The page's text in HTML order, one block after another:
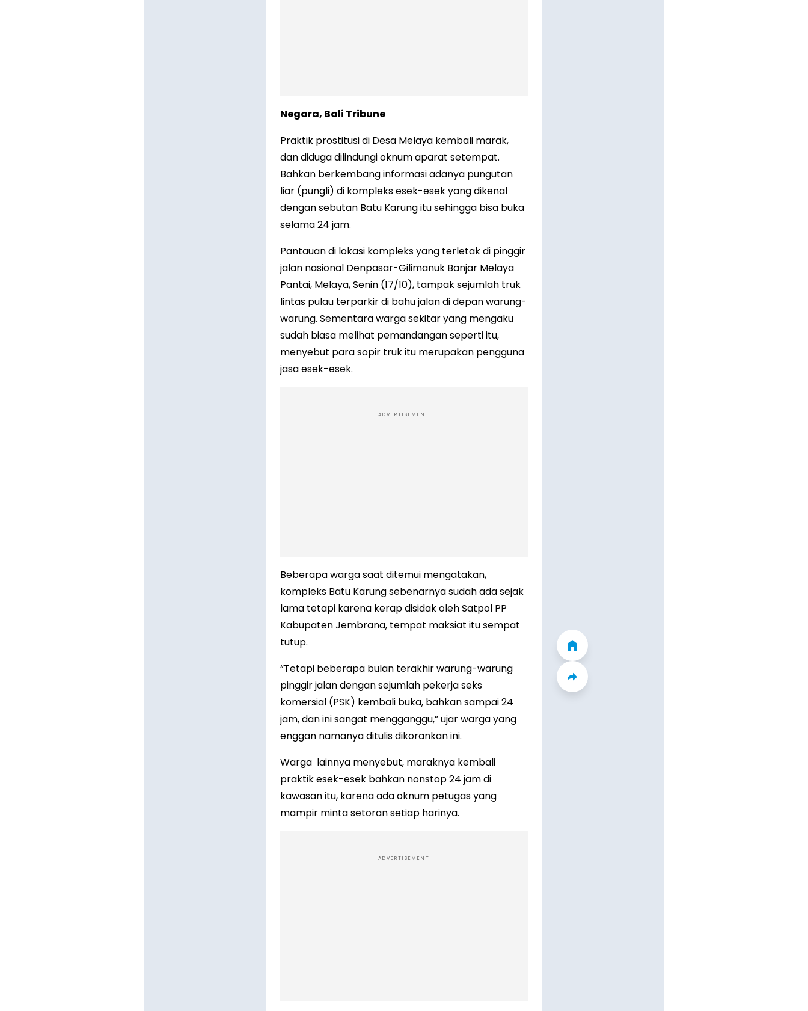
Negara, Bali Tribune
Praktik prostitusi di Desa Melaya kembali marak,
dan diduga dilindungi oknum aparat setempat.
Bahkan berkembang informasi adanya pungutan
liar (pungli) di kompleks esek-esek yang dikenal
dengan sebutan Batu Karung itu sehingga bisa buka
selama 24 jam.
Pantauan di lokasi kompleks yang terletak di pinggir
jalan nasional Denpasar-Gilimanuk Banjar Melaya
Pantai, Melaya, Senin (17/10), tampak sejumlah truk
lintas pulau terparkir di bahu jalan di depan warung-
warung. Sementara warga sekitar yang mengaku
sudah biasa melihat pemandangan seperti itu,
menyebut para sopir truk itu merupakan pengguna
jasa esek-esek.
ADVERTISEMENT
Beberapa warga saat ditemui mengatakan,
kompleks Batu Karung sebenarnya sudah ada sejak
lama tetapi karena kerap disidak oleh Satpol PP
Kabupaten Jembrana, tempat maksiat itu sempat
tutup.
“Tetapi beberapa bulan terakhir warung-warung
pinggir jalan dengan sejumlah pekerja seks
komersial (PSK) kembali buka, bahkan sampai 24
jam, dan ini sangat mengganggu,” ujar warga yang
enggan namanya ditulis dikorankan ini.
Warga lainnya menyebut, maraknya kembali
praktik esek-esek bahkan nonstop 24 jam di
kawasan itu, karena ada oknum petugas yang
mampir minta setoran setiap harinya.
ADVERTISEMENT